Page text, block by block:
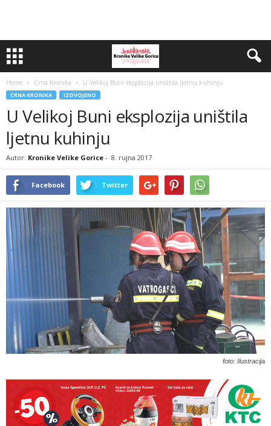
Home Crna Kronika U Velikoj Buni eksplozija uništila ljetnu kuhinju
CRNA KRONIKA IZDVOJENO
U Velikoj Buni eksplozija uništila
ljetnu kuhinju
Autor: Kronike Velike Gorice - 8. rujna 2017
Facebook Twitter
foto: Ilustracija